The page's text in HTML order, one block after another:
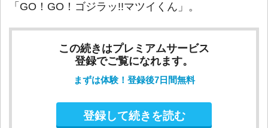
「GO！GO！ゴジラッ!!マツイくん」。
この続きはプレミアムサービス
登録でご覧になれます。
まずは体験！登録後7日間無料
登録して続きを読む